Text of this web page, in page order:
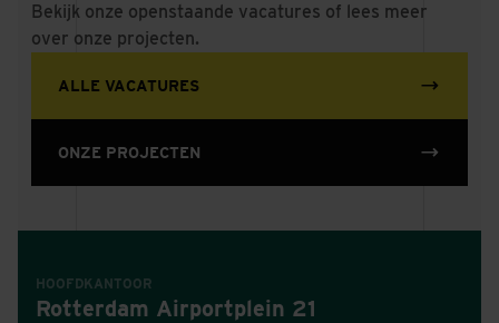
Bekijk onze openstaande vacatures of lees meer
over onze projecten.
ALLE VACATURES
ONZE PROJECTEN
HOOFDKANTOOR
Rotterdam Airportplein 21